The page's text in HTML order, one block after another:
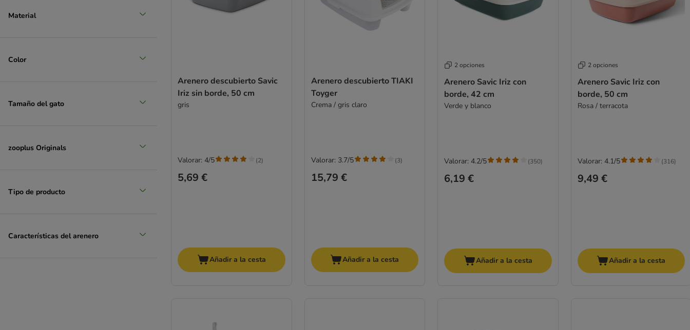
Material
Color
Tamaño del gato
zooplus Originals
Tipo de producto
Características del arenero
Arenero descubierto Savic
Iriz sin borde, 50 cm
gris
5,69 €
Valorar: 4/5 (2)
Añadir a la cesta
Arenero descubierto TIAKI
Toyger
Crema / gris claro
15,79 €
Valorar: 3.7/5 (3)
Añadir a la cesta
2 opciones
Arenero Savic Iriz con
borde, 42 cm
Verde y blanco
6,19 €
Valorar: 4.2/5 (350)
Añadir a la cesta
2 opciones
Arenero Savic Iriz con
borde, 50 cm
Rosa / terracota
9,49 €
Valorar: 4.1/5 (316)
Añadir a la cesta